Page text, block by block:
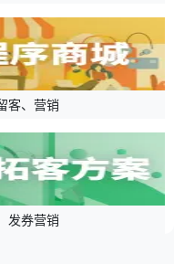
客、营销
发券营销